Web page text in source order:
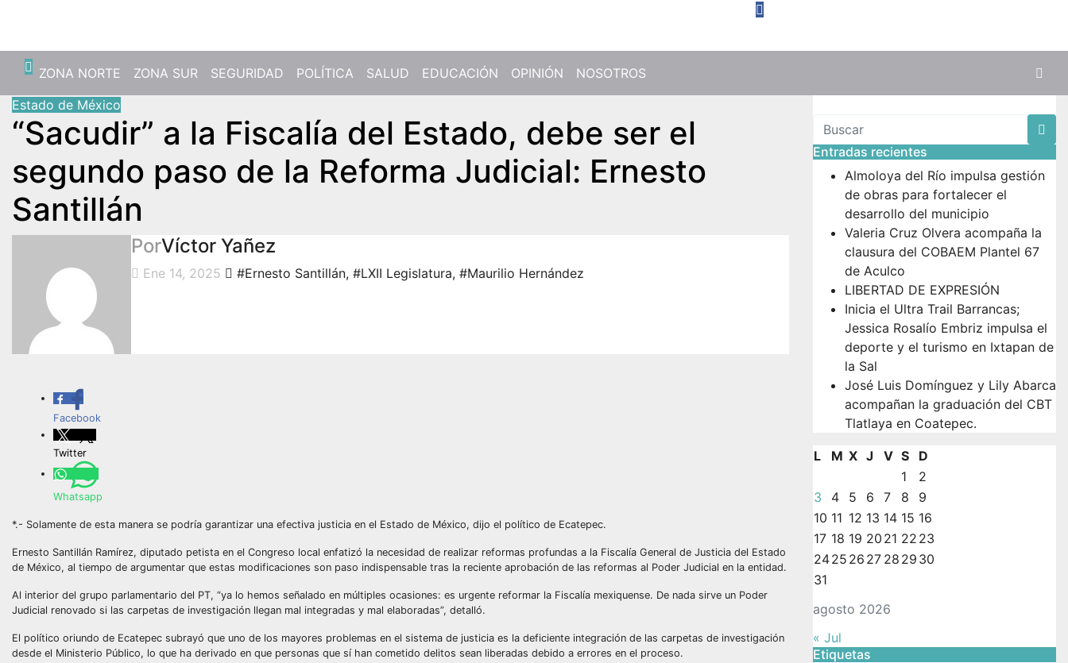
ZONA NORTE ZONA SUR SEGURIDAD POLÍTICA SALUD EDUCACIÓN OPINIÓN
NOSOTROS
Estado de México
“Sacudir” a la Fiscalía del Estado, debe ser el
segundo paso de la Reforma Judicial: Ernesto
Santillán
PorVíctor Yañez
Ene 14, 2025 #Ernesto Santillán, #LXII Legislatura, #Maurilio Hernández
Facebook
Twitter
Whatsapp
*.- Solamente de esta manera se podría garantizar una efectiva justicia en el Estado de México, dijo el político de Ecatepec.
Ernesto Santillán Ramírez, diputado petista en el Congreso local enfatizó la necesidad de realizar reformas profundas a la Fiscalía General de Justicia del Estado
de México, al tiempo de argumentar que estas modificaciones son paso indispensable tras la reciente aprobación de las reformas al Poder Judicial en la entidad.
Al interior del grupo parlamentario del PT, “ya lo hemos señalado en múltiples ocasiones: es urgente reformar la Fiscalía mexiquense. De nada sirve un Poder
Judicial renovado si las carpetas de investigación llegan mal integradas y mal elaboradas”, detalló.
El político oriundo de Ecatepec subrayó que uno de los mayores problemas en el sistema de justicia es la deficiente integración de las carpetas de investigación
desde el Ministerio Público, lo que ha derivado en que personas que sí han cometido delitos sean liberadas debido a errores en el proceso.
Entradas recientes
Almoloya del Río impulsa gestión
de obras para fortalecer el
desarrollo del municipio
Valeria Cruz Olvera acompaña la
clausura del COBAEM Plantel 67
de Aculco
LIBERTAD DE EXPRESIÓN
Inicia el Ultra Trail Barrancas;
Jessica Rosalío Embriz impulsa el
deporte y el turismo en Ixtapan de
la Sal
José Luis Domínguez y Lily Abarca
acompañan la graduación del CBT
Tlatlaya en Coatepec.
agosto 2026
L M X J V S
D
1
2
3
4 5 6 7 8
9
10 11 12 13 14 15 16
17 18 19 20 21 22 23
2425 26 27 28 29 30
31
« Jul
Etiquetas